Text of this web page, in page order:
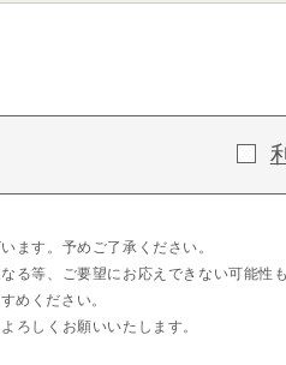
ます。予めご了承ください。
る等、ご要望にお応えできない可能性
めください。
ろしくお願いいたします。